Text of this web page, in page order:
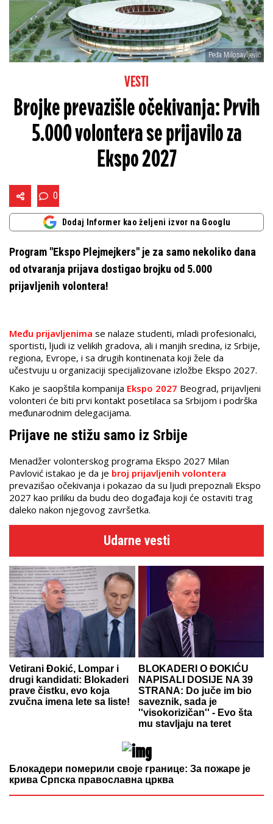
Peđa Milosavljević
VESTI
Brojke prevazišle očekivanja: Prvih
5.000 volontera se prijavilo za
Ekspo 2027
0
Dodaj Informer kao željeni izvor na Googlu
Program "Ekspo Plejmejkers" je za samo nekoliko dana
od otvaranja prijava dostigao brojku od 5.000
prijavljenih volontera!
Među prijavljenima se nalaze studenti, mladi profesionalci,
sportisti, ljudi iz velikih gradova, ali i manjih sredina, iz Srbije,
regiona, Evrope, i sa drugih kontinenata koji žele da
učestvuju u organizaciji specijalizovane izložbe Ekspo 2027.
Kako je saopštila kompanija Ekspo 2027 Beograd, prijavljeni
volonteri će biti prvi kontakt posetilaca sa Srbijom i podrška
međunarodnim delegacijama.
Prijave ne stižu samo iz Srbije
Menadžer volonterskog programa Ekspo 2027 Milan
Pavlović istakao je da je broj prijavljenih volontera
prevazišao očekivanja i pokazao da su ljudi prepoznali Ekspo
2027 kao priliku da budu deo događaja koji će ostaviti trag
daleko nakon njegovog završetka.
Udarne vesti
Vetirani Đokić, Lompar i
drugi kandidati: Blokaderi
prave čistku, evo koja
zvučna imena lete sa liste!
BLOKADERI O ĐOKIĆU
NAPISALI DOSIJE NA 39
STRANA: Do juče im bio
saveznik, sada je
''visokorizičan'' - Evo šta
mu stavljaju na teret
Блокадери померили своје границе: За пожаре је
крива Српска православна црква